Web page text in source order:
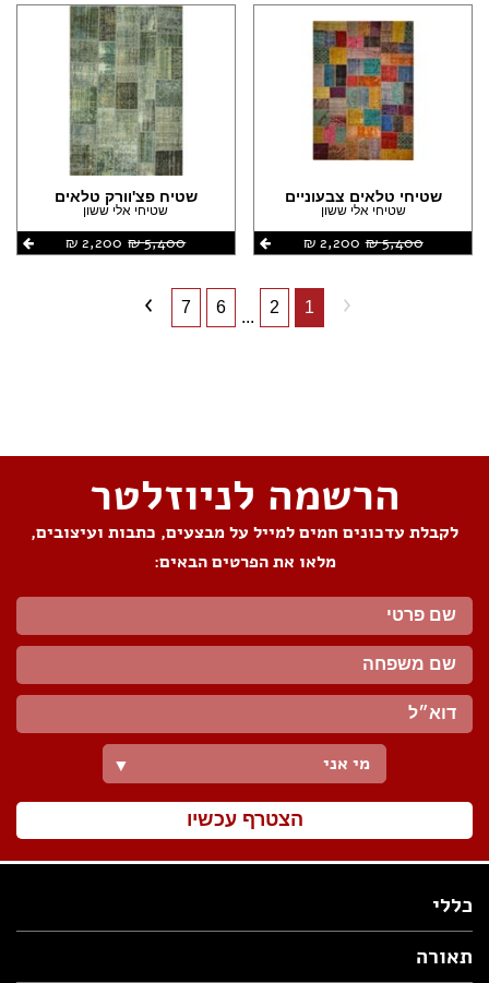
שטיחי טלאים צבעוניים
שטיחי אלי ששון
5,400 ‏₪
2,200 ‏₪
שטיח פצ'וורק טלאים
שטיחי אלי ששון
5,400 ‏₪
2,200 ‏₪
1
2
...
6
7
הרשמה לניוזלטר
לקבלת עדכונים חמים למייל על מבצעים, כתבות ועיצובים,
מלאו את הפרטים הבאים:
מי אני ▼
הצטרף עכשיו
כללי
תאורה